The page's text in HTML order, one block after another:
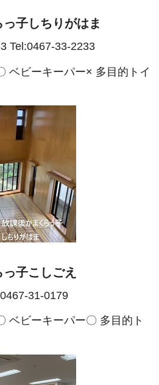
子しちりがはま
Tel:0467-33-2233
ベビーキーパー× 多目的トイ
子こしごえ
31-0179
ベビーキーパー〇 多目的ト